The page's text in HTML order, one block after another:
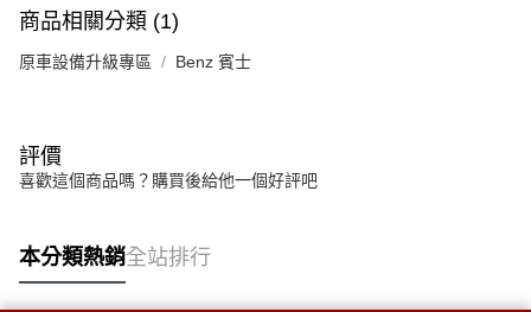
商品相關分類 (1)
原車設備升級專區 Benz 賓士
評價
喜歡這個商品嗎？購買後給他一個好評吧
本分類熱銷全站排行